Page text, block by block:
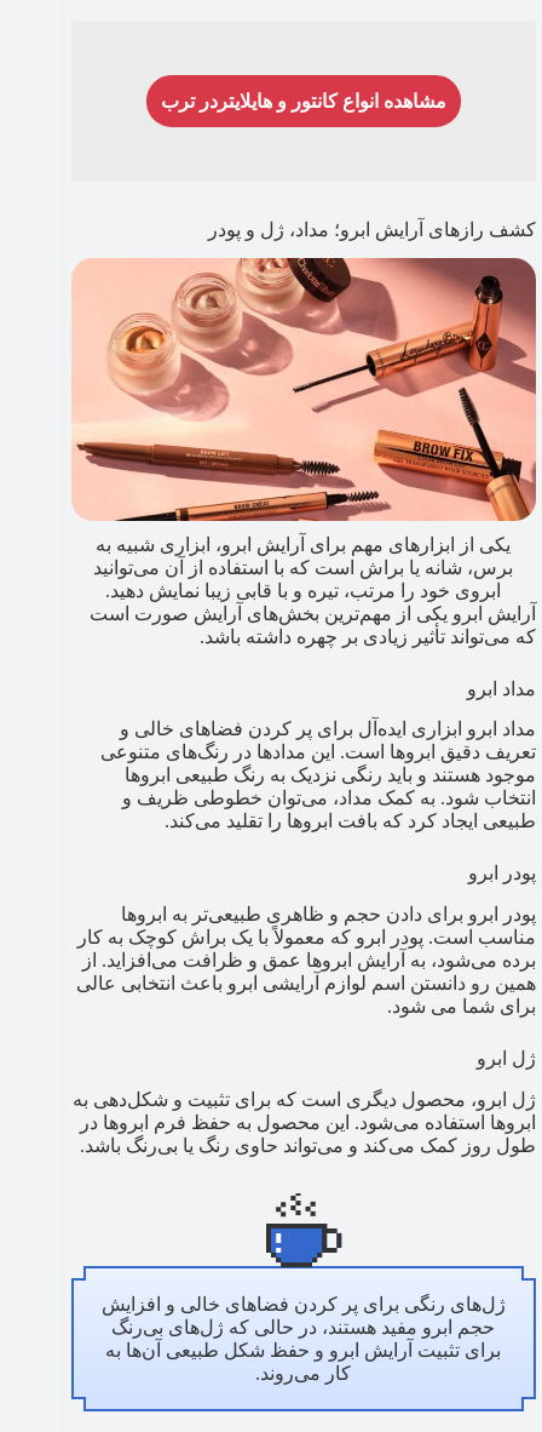
مشاهده انواع کانتور و هایلایتردر ترب
کشف رازهای آرایش ابرو؛ مداد، ژل و پودر
یکی از ابزارهای مهم برای آرایش ابرو، ابزاری شبیه به
برس، شانه یا براش است که با استفاده از آن می‌توانید
ابروی خود را مرتب، تیره و با قابی زیبا نمایش دهید.
آرایش ابرو یکی از مهم‌ترین بخش‌های آرایش صورت است
که می‌تواند تأثیر زیادی بر چهره داشته باشد.
مداد ابرو
مداد ابرو ابزاری ایده‌آل برای پر کردن فضاهای خالی و
تعریف دقیق ابروها است. این مدادها در رنگ‌های متنوعی
موجود هستند و باید رنگی نزدیک به رنگ طبیعی ابروها
انتخاب شود. به کمک مداد، می‌توان خطوطی ظریف و
طبیعی ایجاد کرد که بافت ابروها را تقلید می‌کند.
پودر ابرو
پودر ابرو برای دادن حجم و ظاهری طبیعی‌تر به ابروها
مناسب است. پودر ابرو که معمولاً با یک براش کوچک به کار
برده می‌شود، به آرایش ابروها عمق و ظرافت می‌افزاید. از
همین رو دانستن اسم لوازم آرایشی ابرو باعث انتخابی عالی
برای شما می شود.
ژل ابرو
ژل ابرو، محصول دیگری است که برای تثبیت و شکل‌دهی به
ابروها استفاده می‌شود. این محصول به حفظ فرم ابروها در
طول روز کمک می‌کند و می‌تواند حاوی رنگ یا بی‌رنگ باشد.
ژل‌های رنگی برای پر کردن فضاهای خالی و افزایش
حجم ابرو مفید هستند، در حالی که ژل‌های بی‌رنگ
برای تثبیت آرایش ابرو و حفظ شکل طبیعی آن‌ها به
کار می‌روند.